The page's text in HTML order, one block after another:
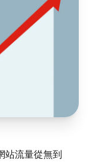
站流量從無到